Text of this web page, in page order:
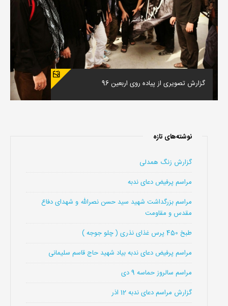
گزارش تصویری از پیاده روی اربعین 96
نوشته‌های تازه
گزارش زنگ همدلی
مراسم پرفیض دعای ندبه
مراسم بزرگداشت شهید سید حسن نصرالله و شهدای دفاع
مقدس و مقاومت
طبخ 450 پرس غذای نذری ( چلو جوجه )
مراسم پرفیض دعای ندبه بیاد شهید حاج قاسم سلیمانی
مراسم سالروز حماسه 9 دی
گزارش مراسم دعای ندبه 12 اذر